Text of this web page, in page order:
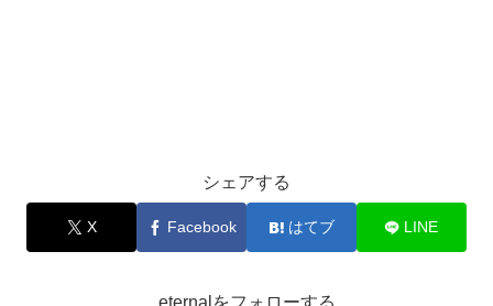
シェアする
X Facebook はてブ LINE